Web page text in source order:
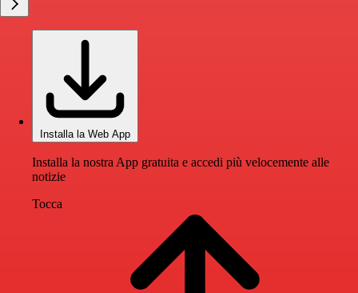
Installa la Web App
Installa la nostra App gratuita e accedi più velocemente alle
notizie
Tocca